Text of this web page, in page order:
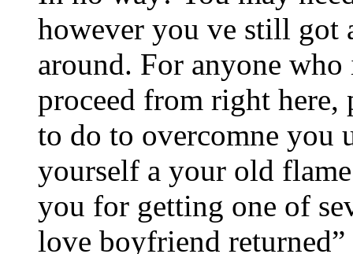
however you ve still got
around. For anyone
proceed from right here,
to do to overcomne you
yourself a your old
you for getting one of
love boyfriend